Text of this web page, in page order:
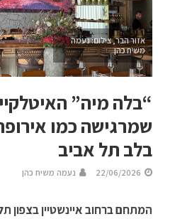
אזור הבר, צילום: נעמה
משיח כהן
“בלה מיה”
שמרגישה כמו
בלב תל אביב
22/06/2026 נעמה משיח כהן
המתחם ברחוב איינשטיין בצפון